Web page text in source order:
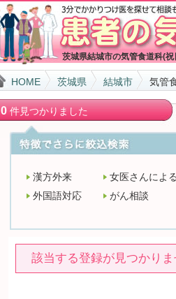
茨城県結城市の気管食道科(
HOME 茨城県 結城市 気管
0件見つかりました
漢方外来 女医さんによ
外国語対応
がん相談
該当する登録が見つかり